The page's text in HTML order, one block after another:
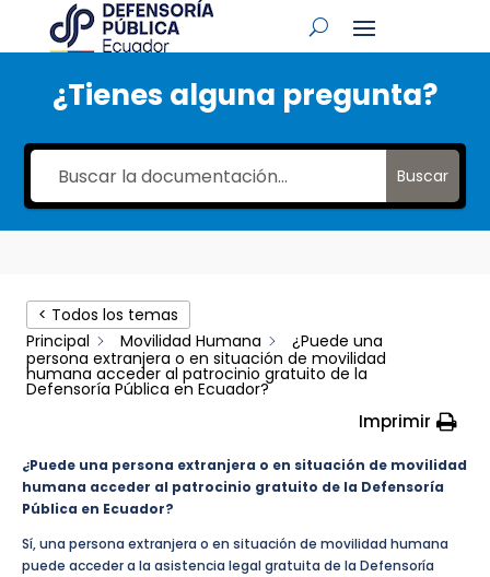
¿Tienes alguna pregunta?
Buscar
< Todos los temas
Principal
Movilidad Humana
¿Puede una
persona extranjera o en situación de movilidad
humana acceder al patrocinio gratuito de la
Defensoría Pública en Ecuador?
Imprimir
¿Puede una persona extranjera o en situación de movilidad
humana acceder al patrocinio gratuito de la Defensoría
Pública en Ecuador?
Sí, una persona extranjera o en situación de movilidad humana
puede acceder a la asistencia legal gratuita de la Defensoría